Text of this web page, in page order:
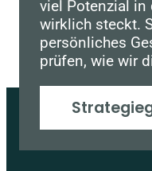
viel Potenzial in
wirklich steckt.
persönliches
prüfen, wie wir